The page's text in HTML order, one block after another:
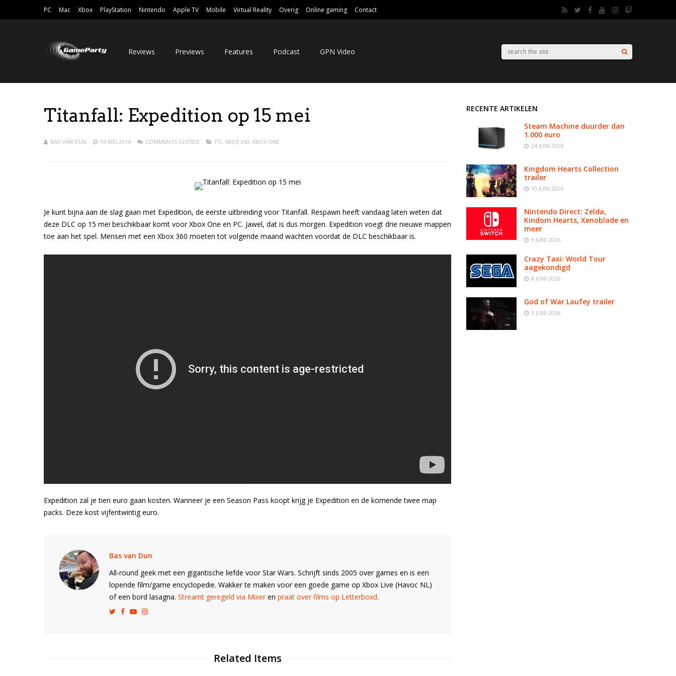
PC Mac Xbox PlayStation Nintendo Apple TV Mobile Virtual Reality Overig Online gaming Contact
Reviews Previews Features Podcast GPN Video
Titanfall: Expedition op 15 mei
BAS VAN DUN 14 MEI 2014 COMMENTS CLOSED PC, XBOX 360, XBOX ONE
Je kunt bijna aan de slag gaan met Expedition, de eerste uitbreiding voor Titanfall. Respawn heeft vandaag laten weten dat
deze DLC op 15 mei beschikbaar komt voor Xbox One en PC. Jawel, dat is dus morgen. Expedition voegt drie nieuwe mappen
toe aan het spel. Mensen met een Xbox 360 moeten tot volgende maand wachten voordat de DLC beschikbaar is.
Expedition zal je tien euro gaan kosten. Wanneer je een Season Pass koopt krijg je Expedition en de komende twee map
packs. Deze kost vijfentwintig euro.
Bas van Dun
All-round geek met een gigantische liefde voor Star Wars. Schrijft sinds 2005 over games en is een
lopende film/game encyclopedie. Wakker te maken voor een goede game op Xbox Live (Havoc NL)
of een bord lasagna. Streamt geregeld via Mixeren praat over films op Letterboxd.
Related Items
RECENTE ARTIKELEN
Steam Machine duurder dan
1.000 euro
24 JUNI 2026
Kingdom Hearts Collection
trailer
10 JUNI 2026
Nintendo Direct: Zelda,
Kindom Hearts, Xenoblade en
meer
9 JUNI 2026
Crazy Taxi: World Tour
aagekondigd
8 JUNI 2026
God of War Laufey trailer
3 JUNI 2026